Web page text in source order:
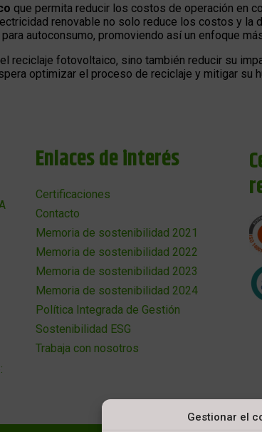
Gestionar el
que permita reducir los costos de operación en
renovable no solo reduce los costos y la
autoconsumo, promoviendo así un enfoque
fotovoltaico, sino también reducir su
optimizar el proceso de reciclaje y mitigar su
Enlaces de interés
Certificaciones
Contacto
Memoria de sostenibilidad 2021
Memoria de sostenibilidad 2022
Memoria de sostenibilidad 2023
Memoria de sostenibilidad 2024
Política Integrada de Gestión
Sostenibilidad ESG
Trabaja con nosotros